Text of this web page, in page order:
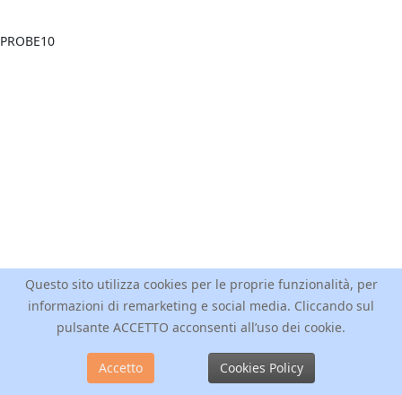
Questo sito utilizza cookies per le proprie funzionalità, per
informazioni di remarketing e social media. Cliccando sul
pulsante ACCETTO acconsenti all’uso dei cookie.
Accetto Cookies Policy